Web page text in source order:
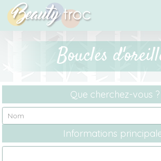
Boucles
Que cherchez-vous ?
Informations